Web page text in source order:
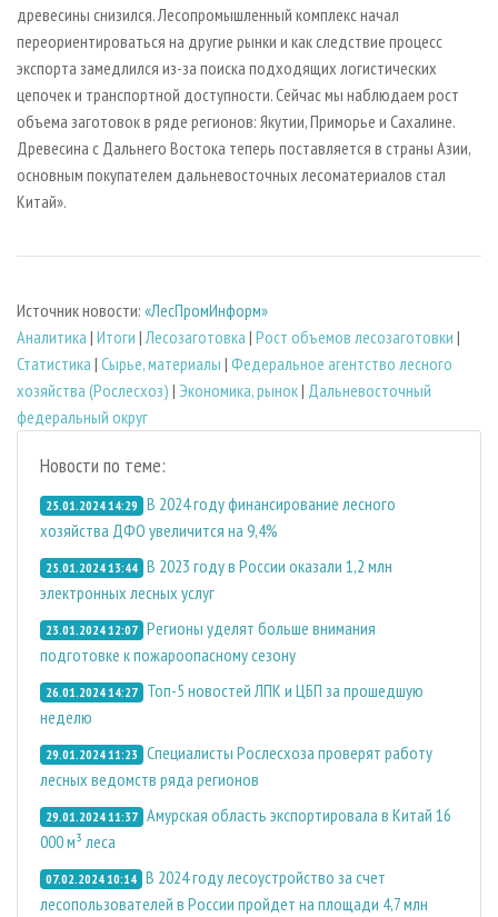
древесины снизился. Лесопромышленный комплекс начал
переориентироваться на другие рынки и как следствие процесс
экспорта замедлился из-за поиска подходящих логистических
цепочек и транспортной доступности. Сейчас мы наблюдаем рост
объема заготовок в ряде регионов: Якутии, Приморье и Сахалине.
Древесина с Дальнего Востока теперь поставляется в страны Азии,
основным покупателем дальневосточных лесоматериалов стал
Китай».
Источник новости: «ЛесПромИнформ»
Аналитика | Итоги |Лесозаготовка | Рост объемов лесозаготовки |
Статистика | Сырье, материалы | Федеральное агентство лесного
хозяйства (Рослесхоз) | Экономика, рынок| Дальневосточный
федеральный округ
Новости по теме:
25.01.2024 14:29 В 2024 году финансирование лесного
хозяйства ДФО увеличится на 9,4%
25.01.2024 13:44 В 2023 году в России оказали 1,2 млн
электронных лесных услуг
23.01.2024 12:07 Регионы уделят больше внимания
подготовке к пожароопасному сезону
26.01.2024 14:27
Топ-5 новостей ЛПК и ЦБП за прошедшую
неделю
29.01.2024 11:23 Специалисты Рослесхоза проверят работу
лесных ведомств ряда регионов
29.01.2024 11:37 Амурская область экспортировала в Китай 16
000 м³ леса
07.02.2024 10:14 В 2024 году лесоустройство за счет
лесопользователей в России пройдет на площади 4,7 млн